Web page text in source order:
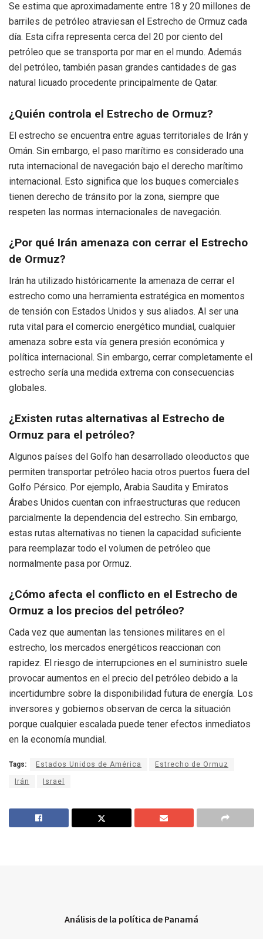
Se estima que aproximadamente entre 18 y 20 millones de
barriles de petróleo atraviesan el Estrecho de Ormuz cada
día. Esta cifra representa cerca del 20 por ciento del
petróleo que se transporta por mar en el mundo. Además
del petróleo, también pasan grandes cantidades de gas
natural licuado procedente principalmente de Qatar.
¿Quién controla el Estrecho de Ormuz?
El estrecho se encuentra entre aguas territoriales de Irán y
Omán. Sin embargo, el paso marítimo es considerado una
ruta internacional de navegación bajo el derecho marítimo
internacional. Esto significa que los buques comerciales
tienen derecho de tránsito por la zona, siempre que
respeten las normas internacionales de navegación.
¿Por qué Irán amenaza con cerrar el Estrecho
de Ormuz?
Irán ha utilizado históricamente la amenaza de cerrar el
estrecho como una herramienta estratégica en momentos
de tensión con Estados Unidos y sus aliados. Al ser una
ruta vital para el comercio energético mundial, cualquier
amenaza sobre esta vía genera presión económica y
política internacional. Sin embargo, cerrar completamente el
estrecho sería una medida extrema con consecuencias
globales.
¿Existen rutas alternativas al Estrecho de
Ormuz para el petróleo?
Algunos países del Golfo han desarrollado oleoductos que
permiten transportar petróleo hacia otros puertos fuera del
Golfo Pérsico. Por ejemplo, Arabia Saudita y Emiratos
Árabes Unidos cuentan con infraestructuras que reducen
parcialmente la dependencia del estrecho. Sin embargo,
estas rutas alternativas no tienen la capacidad suficiente
para reemplazar todo el volumen de petróleo que
normalmente pasa por Ormuz.
¿Cómo afecta el conflicto en el Estrecho de
Ormuz a los precios del petróleo?
Cada vez que aumentan las tensiones militares en el
estrecho, los mercados energéticos reaccionan con
rapidez. El riesgo de interrupciones en el suministro suele
provocar aumentos en el precio del petróleo debido a la
incertidumbre sobre la disponibilidad futura de energía. Los
inversores y gobiernos observan de cerca la situación
porque cualquier escalada puede tener efectos inmediatos
en la economía mundial.
Tags: Estados Unidos de América Estrecho de Ormuz
Irán Israel
Análisis de la política de Panamá